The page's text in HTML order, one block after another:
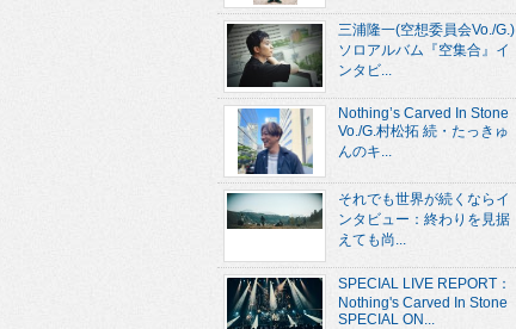
三浦隆一(空想委員会Vo./G.)
ソロアルバム『空集合』イ
ンタビ...
Nothing’s Carved In Stone
Vo./G.村松拓 続・たっきゅ
んのキ...
それでも世界が続くならイ
ンタビュー：終わりを見据
えても尚...
SPECIAL LIVE REPORT：
Nothing's Carved In Stone
SPECIAL ON...